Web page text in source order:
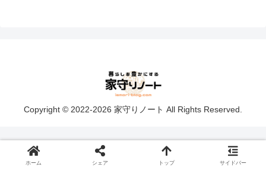
Copyright © 2022-2026 家守りノート All Rights Reserved.
ホーム シェア トップ サイドバー